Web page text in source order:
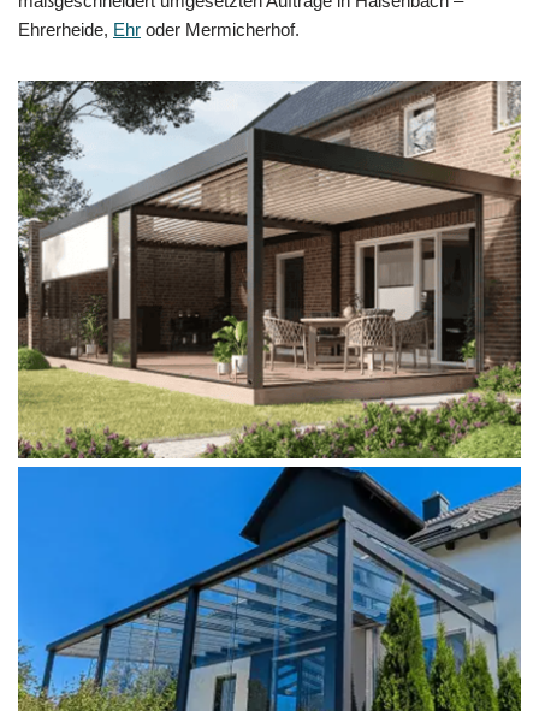
Ehrerheide, Ehr oder Mermicherhof.